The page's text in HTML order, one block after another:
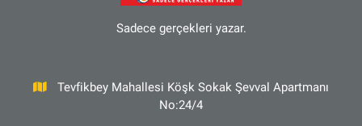
Sadece gerçekleri yazar.
Tevfikbey Mahallesi Köşk Sokak Şevval Apartmanı
No:24/4